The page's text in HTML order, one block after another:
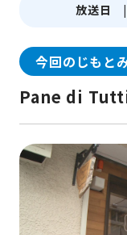
放送日 |
今回のじもと
Pane di